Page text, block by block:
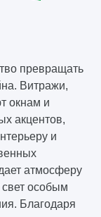
превращать
Витражи,
окнам и
акцентов,
и
атмосферу
свет особым
Благодаря